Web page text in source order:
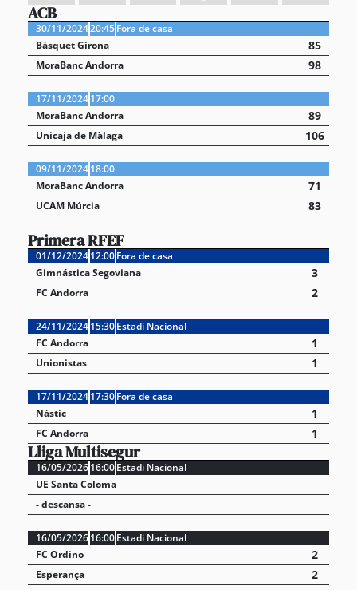
ACB
30/11/202420:45Fora de casa
Bàsquet Girona
85
MoraBanc Andorra 98
17/11/202417:00
MoraBanc Andorra
89
Unicaja de Màlaga 106
09/11/202418:00
MoraBanc Andorra
71
UCAM Múrcia 83
Primera RFEF
01/12/202412:00Fora de casa
Gimnástica Segoviana
3
FC Andorra 2
24/11/202415:30Estadi Nacional
FC Andorra
1
Unionistas 1
17/11/202417:30Fora de casa
Nàstic
1
FC Andorra 1
Lliga Multisegur
16/05/202616:00Estadi Nacional
UE Santa Coloma
- descansa -
16/05/202616:00Estadi Nacional
FC Ordino
2
Esperança 2